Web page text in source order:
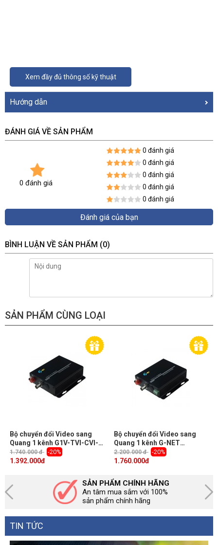
Xem đầy đủ thông số kỹ thuật
Hướng dẫn
ĐÁNH GIÁ VỀ SẢN PHẨM
0 đánh giá
0 đánh giá
0 đánh giá
0 đánh giá
0 đánh giá
0 đánh giá
Đánh giá của bạn
BÌNH LUẬN VỀ SẢN PHẨM (0)
SẢN PHẨM CÙNG LOẠI
Bộ chuyển đổi Video sang
Quang 1 kênh G1V-TVI-CVI-
AHD-20 960P/1080P
1.740.000 đ -20%
1.392.000đ
Bộ chuyển đổi Video sang
Quang 1 kênh G-NET
G1V↑1D↓3-CVI-AHD-20 hỗ trợ
camera 720P + RS485
2.200.000 đ -20%
1.760.000đ
SẢN PHẨM CHÍNH HÃNG
An tâm mua sắm với 100%
sản phẩm chính hãng
TIN TỨC